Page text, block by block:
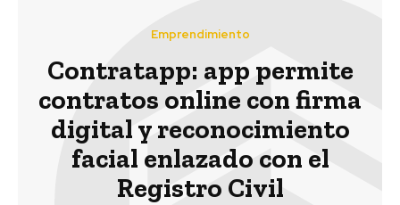
Emprendimiento
Contratapp: app permite
contratos online con firma
digital y reconocimiento
facial enlazado con el
Registro Civil